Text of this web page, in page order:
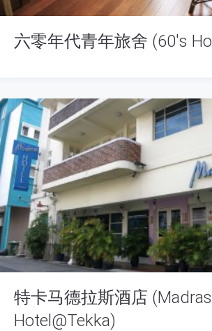
六零年代青年旅舍 (60's
特卡马德拉斯酒店 (Madras
Hotel@Tekka)